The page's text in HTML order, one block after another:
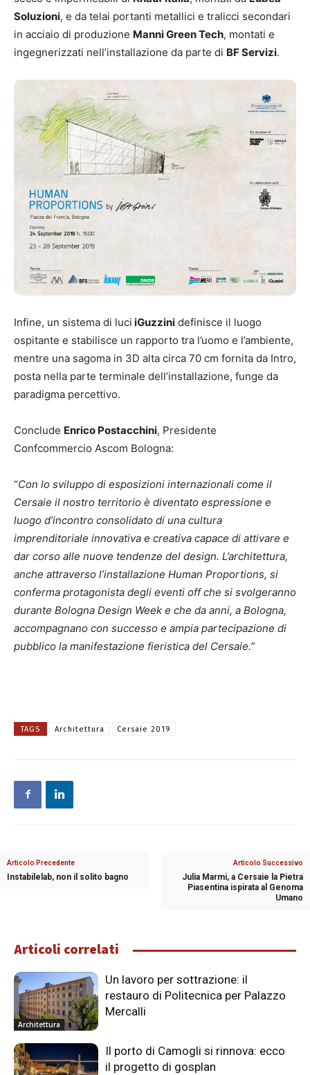
Soluzioni, e da telai portanti metallici e tralicci secondari
in acciaio di produzione Manni Green Tech, montati e
ingegnerizzati nell’installazione da parte di BF Servizi.
Infine, un sistema di luci iGuzzini definisce il luogo
ospitante e stabilisce un rapporto tra l’uomo e l’ambiente,
mentre una sagoma in 3D alta circa 70 cm fornita da Intro,
posta nella parte terminale dell’installazione, funge da
paradigma percettivo.
Conclude Enrico Postacchini, Presidente
Confcommercio Ascom Bologna:
“Con lo sviluppo di esposizioni internazionali come il
Cersaie il nostro territorio è diventato espressione e
luogo d’incontro consolidato di una cultura
imprenditoriale innovativa e creativa capace di attivare e
dar corso alle nuove tendenze del design. L’architettura,
anche attraverso l’installazione Human Proportions, si
conferma protagonista degli eventi off che si svolgeranno
durante Bologna Design Week e che da anni, a Bologna,
accompagnano con successo e ampia partecipazione di
pubblico la manifestazione fieristica del Cersaie.”
TAGS Architettura Cersaie 2019
Articolo Precedente
Instabilelab, non il solito bagno
Articolo Successivo
Julia Marmi, a Cersaie la Pietra
Piasentina ispirata al Genoma
Umano
Articoli correlati
Architettura
Un lavoro per sottrazione: il
restauro di Politecnica per Palazzo
Mercalli
Il porto di Camogli si rinnova: ecco
il progetto di gosplan